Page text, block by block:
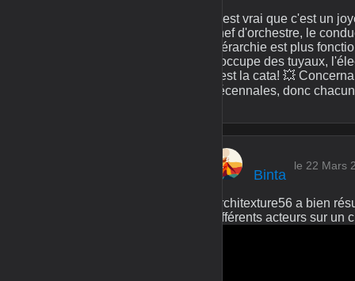
C'est vrai que c'est un
chef d'orchestre, le
hiérarchie est plus
s'occupe des tuyaux,
c'est la cata! 💥
décennales, donc
Binta
le 22 Mars
Architexture56 a bien
différents acteurs sur un